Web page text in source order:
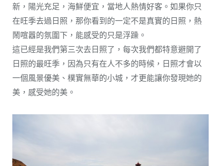
新，陽光充足，海鮮便宜，當地人熱情好客。如果你只
在旺季去過日照，那你看到的一定不是真實的日照，熱
鬧喧囂的氛圍下，能感受的只是浮躁。
這已經是我們第三次去日照了，每次我們都特意避開了
日照的最旺季，因為只有在人不多的時候，日照才會以
一個風景優美、樸實無華的小城，才更能讓你發現她的
美，感受她的美。